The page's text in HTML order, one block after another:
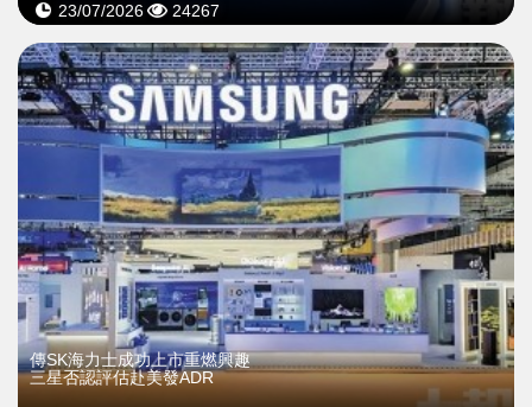
23/07/2026 24267
傳SK海力士成功上市重燃興趣
三星否認評估赴美發ADR